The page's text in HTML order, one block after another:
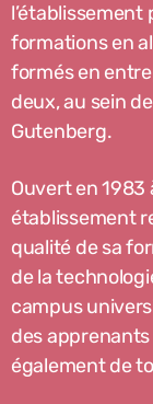
l’établissement
formations en
formés en
deux, au sein
Gutenberg.
Ouvert en 1983
établissement
qualité de sa
de la
campus
des apprenants
également de